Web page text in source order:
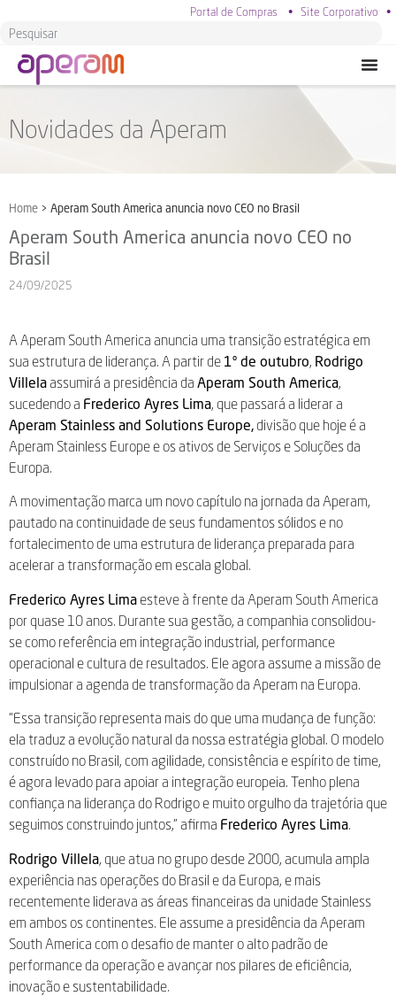
Portal de Compras • Site Corporativo •
Novidades da Aperam
Home > Aperam South America anuncia novo CEO no Brasil
Aperam South America anuncia novo CEO no
Brasil
24/09/2025
A Aperam South America anuncia uma transição estratégica em
sua estrutura de liderança. A partir de 1º de outubro, Rodrigo
Villelaassumirá a presidência da Aperam South America,
sucedendo a Frederico Ayres Lima, que passará a liderar a
Aperam Stainless and Solutions Europe,divisão que hoje é a
Aperam Stainless Europe e os ativos de Serviços e Soluções da
Europa.
A movimentação marca um novo capítulo na jornada da Aperam,
pautado na continuidade de seus fundamentos sólidos e no
fortalecimento de uma estrutura de liderança preparada para
acelerar a transformação em escala global.
Frederico Ayres Limaesteve à frente da Aperam South America
por quase 10 anos. Durante sua gestão, a companhia consolidou-
se como referência em integração industrial, performance
operacional e cultura de resultados. Ele agora assume a missão de
impulsionar a agenda de transformação da Aperam na Europa.
“Essa transição representa mais do que uma mudança de função:
ela traduz a evolução natural da nossa estratégia global. O modelo
construído no Brasil, com agilidade, consistência e espírito de time,
é agora levado para apoiar a integração europeia. Tenho plena
confiança na liderança do Rodrigo e muito orgulho da trajetória que
seguimos construindo juntos,” afirma Frederico Ayres Lima.
Rodrigo Villela, que atua no grupo desde 2000, acumula ampla
experiência nas operações do Brasil e da Europa, e mais
recentemente liderava as áreas financeiras da unidade Stainless
em ambos os continentes. Ele assume a presidência da Aperam
South America com o desafio de manter o alto padrão de
performance da operação e avançar nos pilares de eficiência,
inovação e sustentabilidade.